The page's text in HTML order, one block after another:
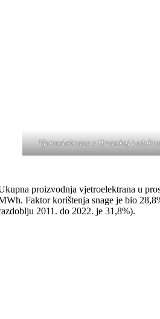
Vjetroelektrane u Hrvatskoj i
proizvodnja vjetroelektrana u
Faktor korištenja snage je bio
2011. do 2022. je 31,8%).